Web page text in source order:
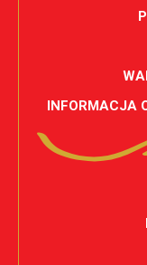
INFORMACJA